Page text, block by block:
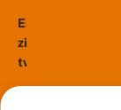
e
r
s
i
al
een
heel
aantal
j
a
a
r
s
Er
zijn
twee